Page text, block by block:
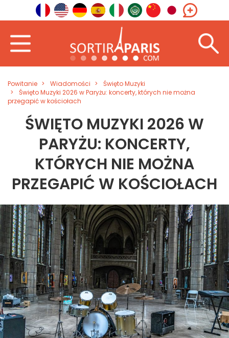
Powitanie Wiadomości
Święto Muzyki
Święto Muzyki 2026 w Paryżu: koncerty, których nie można
przegapić w kościołach
ŚWIĘTO MUZYKI 2026 W
PARYŻU: KONCERTY,
KTÓRYCH NIE MOŻNA
PRZEGAPIĆ W KOŚCIOŁACH